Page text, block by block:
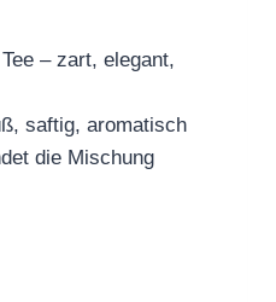
– zart, elegant,
saftig, aromatisch
die Mischung